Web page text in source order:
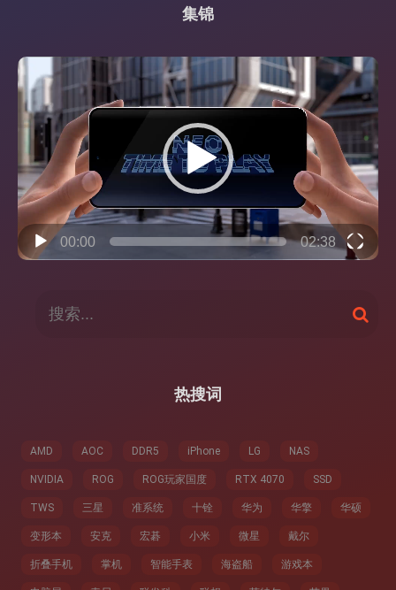
集锦
视
频
播
放
器
00:00 02:38
搜
索
热搜词
AMD AOC DDR5 iPhone LG NAS
NVIDIA ROG ROG玩家国度 RTX 4070 SSD
TWS 三星 准系统 十铨 华为 华擎 华硕
变形本 安克 宏碁 小米 微星 戴尔
折叠手机 掌机 智能手表 海盗船 游戏本